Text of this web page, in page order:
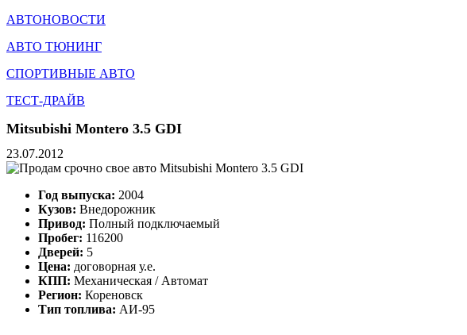
АВТОНОВОСТИ
АВТО ТЮНИНГ
СПОРТИВНЫЕ АВТО
ТЕСТ-ДРАЙВ
Mitsubishi Montero 3.5 GDI
23.07.2012
Год выпуска: 2004
Кузов: Внедорожник
Привод: Полный подключаемый
Пробег: 116200
Дверей: 5
Цена: договорная у.е.
КПП: Механическая / Автомат
Регион: Кореновск
Тип топлива: АИ-95